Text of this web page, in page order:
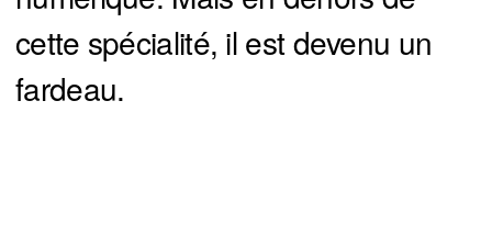
cette spécialité, il est devenu un
fardeau.